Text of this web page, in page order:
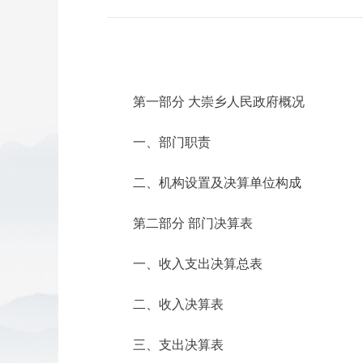
第一部分 大崇乡人民政府概况
一、部门职责
二、机构设置及决算单位构成
第二部分 部门决算表
一、收入支出决算总表
二、收入决算表
三、支出决算表